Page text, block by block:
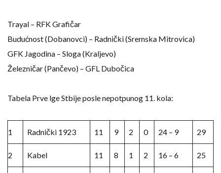
Trayal – RFK Grafičar
Budućnost (Dobanovci) – Radnički (Sremska Mitrovica)
GFK Jagodina – Sloga (Kraljevo)
Železničar (Pančevo) – GFL Dubočica
Tabela Prve lge Stbije posle nepotpunog 11. kola:
1 Radnički 1923 11 9 2 0 24 – 9 29
2 Kabel 11 8 1 2 16 – 6 25